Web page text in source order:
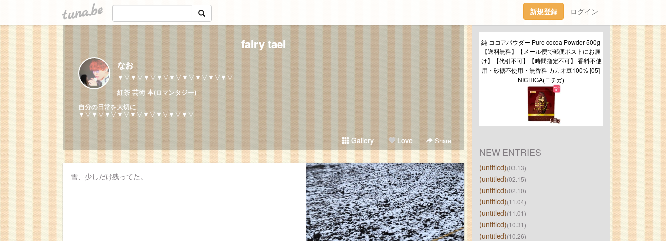
tuna.be 新規登録 ログイン
fairy tael
なお
▼▽▼▽▼▽▼▽▼▽▼▽▼▽▼▽▼▽
紅茶 芸術 本(ロマンタジー)
自分の日常を大切に
▼▽▼▽▼▽▼▽▼▽▼▽▼▽▼▽▼▽
Gallery Love Share
雪、少しだけ残ってた。
純 ココアパウダー Pure cocoa Powder 500g
【送料無料】【メール便で郵便ポストにお届
け】【代引不可】【時間指定不可】 香料不使
用・砂糖不使用・無香料 カカオ豆100% [05]
NICHIGA(ニチガ)
NEW ENTRIES
(untitled)(03.13)
(untitled)(02.15)
(untitled)(02.10)
(untitled)(11.04)
(untitled)(11.01)
(untitled)(10.31)
(untitled)(10.26)